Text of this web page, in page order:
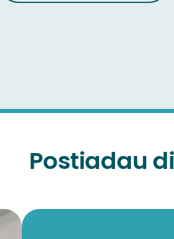
Postiadau